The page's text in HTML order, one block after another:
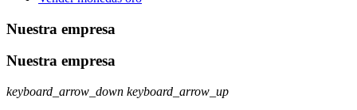
Nuestra empresa
Nuestra empresa
keyboard_arrow_down keyboard_arrow_up